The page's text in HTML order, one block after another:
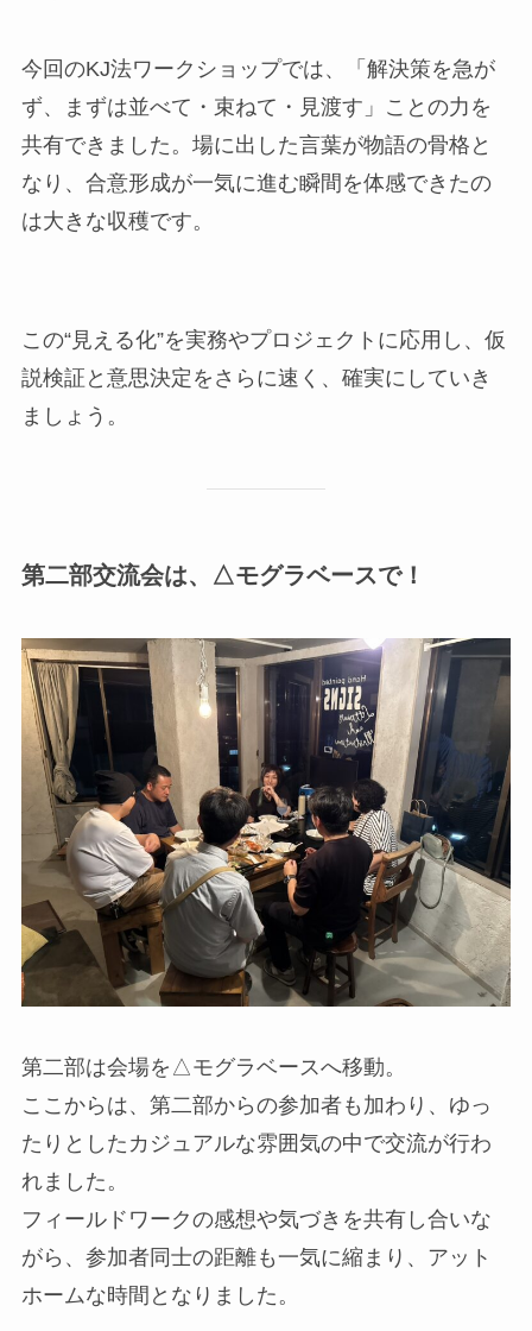
今回のKJ法ワークショップでは、「解決策を急が
ず、まずは並べて・束ねて・見渡す」ことの力を
共有できました。場に出した言葉が物語の骨格と
なり、合意形成が一気に進む瞬間を体感できたの
は大きな収穫です。
この“見える化”を実務やプロジェクトに応用し、仮
説検証と意思決定をさらに速く、確実にしていき
ましょう。
第二部交流会は、△モグラベースで！
第二部は会場を△モグラベースへ移動。
ここからは、第二部からの参加者も加わり、ゆっ
たりとしたカジュアルな雰囲気の中で交流が行わ
れました。
フィールドワークの感想や気づきを共有し合いな
がら、参加者同士の距離も一気に縮まり、アット
ホームな時間となりました。